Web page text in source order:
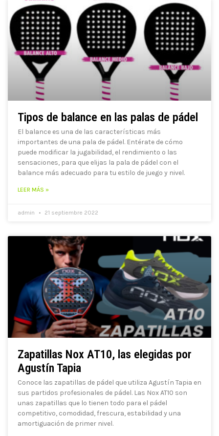
Tipos de balance en las palas de pádel
El balance es una de las características más
importantes de una pala de pádel. Entérate de cómo
puede modificar la jugabilidad, el rendimiento o las
sensaciones, para que elijas la pala de pádel con el
balance más adecuado para tu estilo de juego y nivel.
LEER MÁS »
admin 21 septiembre 2022
Zapatillas Nox AT10, las elegidas por
Agustín Tapia
Conoce las zapatillas de pádel que utiliza Agustín Tapia en
sus partidos profesionales de pádel. Las Nox AT10 son
unas zapatillas que lo tienen todo para el pádel
competitivo, comodidad, frescura, estabilidad y una
amortiguación de primer nivel.